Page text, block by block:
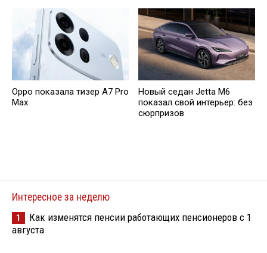
Oppo показала тизер A7 Pro
Max
Новый седан Jetta M6
показал свой интерьер: без
сюрпризов
Интересное за неделю
1
Как изменятся пенсии работающих пенсионеров с 1
августа